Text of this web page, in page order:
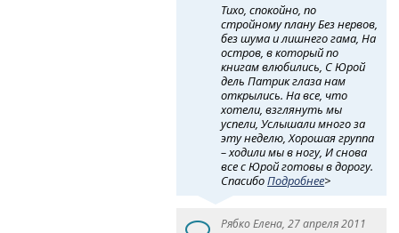
Тихо, спокойно, по
стройному плану Без нервов,
без шума и лишнего гама, На
остров, в который по
книгам влюбились, С Юрой
дель Патрик глаза нам
открылись. На все, что
хотели, взглянуть мы
успели, Услышали много за
эту неделю, Хорошая группа
– ходили мы в ногу, И снова
все с Юрой готовы в дорогу.
СпасибоПодробнее>
Рябко Елена, 27 апреля 2011